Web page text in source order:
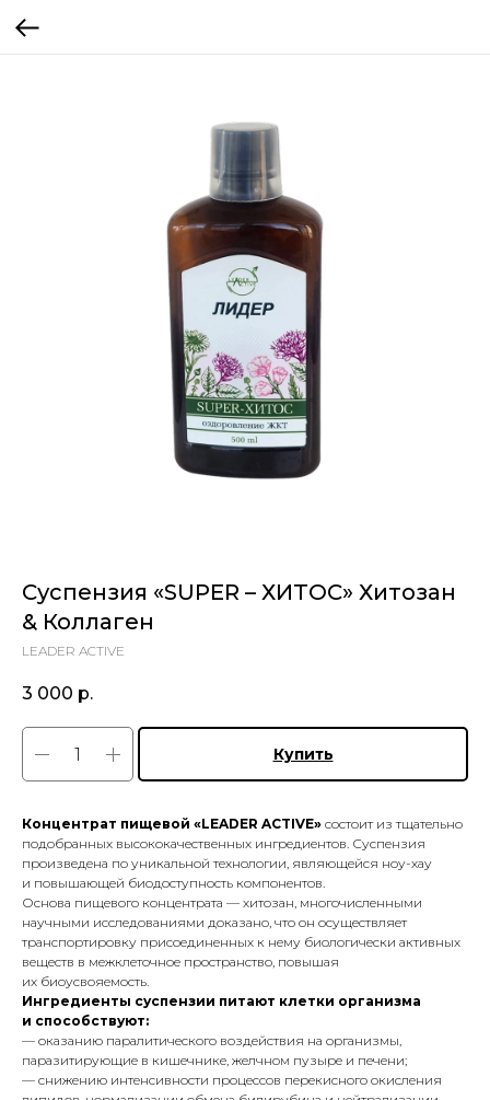
Суспензия «SUPER – ХИТОС» Хитозан
& Коллаген
LEADER ACTIVE
3 000 р.
Купить
Концентрат пищевой «LEADER ACTIVE» состоит из тщательно
подобранных высококачественных ингредиентов. Суспензия
произведена по уникальной технологии, являющейся ноу-хау
и повышающей биодоступность компонентов.
Основа пищевого концентрата — хитозан, многочисленными
научными исследованиями доказано, что он осуществляет
транспортировку присоединенных к нему биологически активных
веществ в межклеточное пространство, повышая
их биоусвояемость.
Ингредиенты суспензии питают клетки организма
и способствуют:
— оказанию паралитического воздействия на организмы,
паразитирующие в кишечнике, желчном пузыре и печени;
— снижению интенсивности процессов перекисного окисления